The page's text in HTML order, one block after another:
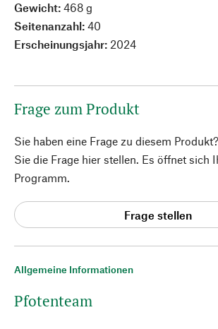
Allgemeine Informationen
Pfotenteam
Gewicht: 468 g
Seitenanzahl: 40
Erscheinungsjahr: 2024
Frage zum Produkt
Sie haben eine Frage zu diesem
Sie die Frage hier stellen. Es öffnet sich
Programm.
Frage stellen